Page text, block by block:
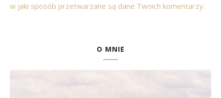
w jaki sposób przetwarzane są dane Twoich komentarzy.
O MNIE